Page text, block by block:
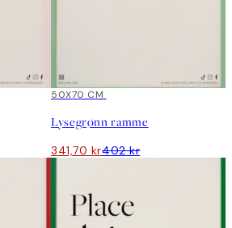
15%*
50X70 CM
Lysegrønn ramme
341,70 kr402 kr